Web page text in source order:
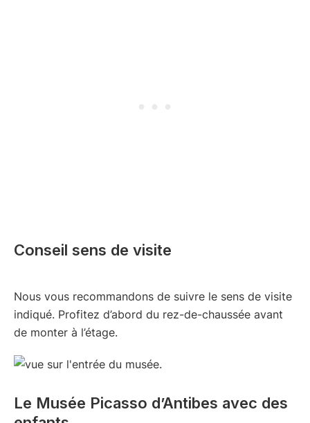
Conseil sens de visite
Nous vous recommandons de suivre le sens de visite
indiqué. Profitez d’abord du rez-de-chaussée avant
de monter à l’étage.
Le Musée Picasso d’Antibes avec des